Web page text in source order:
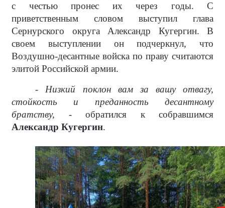
с честью пронес их через годы. С
приветственным словом выступил глава
Сернурского округа Александр Кугергин. В
своем выступлении он подчеркнул, что
Воздушно-десантные войска по праву считаются
элитой Российской армии.
- Низкий поклон вам за вашу отвагу,
стойкость и преданность десантному
братству, -обратился к собравшимся
Александр Кугергин.